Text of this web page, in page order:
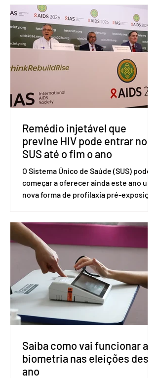
(OMC), contestando duas medidas
tarifárias adotadas pelo país norte-
americano com base na Seção 301 da
Lei de Comércio de 1974. Segundo nota
divulgada pelo Ministério das Relações
Exteriores, o Brasil considera que as
incompatíveis com as obrigações
assumidas pelos Estados Unid
Remédio injetável que
previne HIV pode entrar no
SUS até o fim o ano
O Sistema Único de Saúde (SUS) pode
começar a oferecer ainda este ano uma
nova forma de profilaxia pré-exposição
medicamento carbotegravir, que
impede a replicação do vírus de forma
prolongada e pode ser tomado a cada
dois meses. O pedido de inclusão vai
ser encaminhado pelo Ministério da
Saúde à Comissão Nacional de
Incorporação de Novas Tecnologias no
SUS (Conitec) na semana que vem. A
Conitec é um colegiado
Saiba como vai funcionar a
biometria nas eleições deste
ano